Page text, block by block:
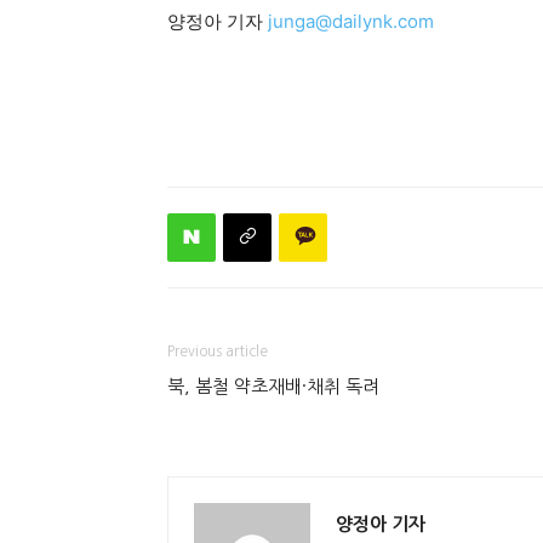
양정아 기자 junga@dailynk.com
Previous article
북, 봄철 약초재배·채취 독려
양정아 기자